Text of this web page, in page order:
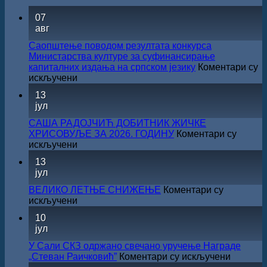
07
авг
Саопштење поводом резултата конкурса
Министарства културе за суфинансирање
капиталних издања на српском језику Коментари су
искључени
конкурса
Министарства
културе
за
издања
на
српском
13
јул
САША РАДОЈЧИЋ ДОБИТНИК ЖИЧКЕ
ХРИСОВУЉЕ ЗА 2026. ГОДИНУ Коментари су
искључени
ЖИЧКЕ
ХРИСОВУЉЕ
ЗА
13
јул
ВЕЛИКО ЛЕТЊЕ СНИЖЕЊЕ Коментари су
искључени
10
јул
У Сали СКЗ одржано свечано уручење Награде
„Стеван Раичковић” Коментари су искључени